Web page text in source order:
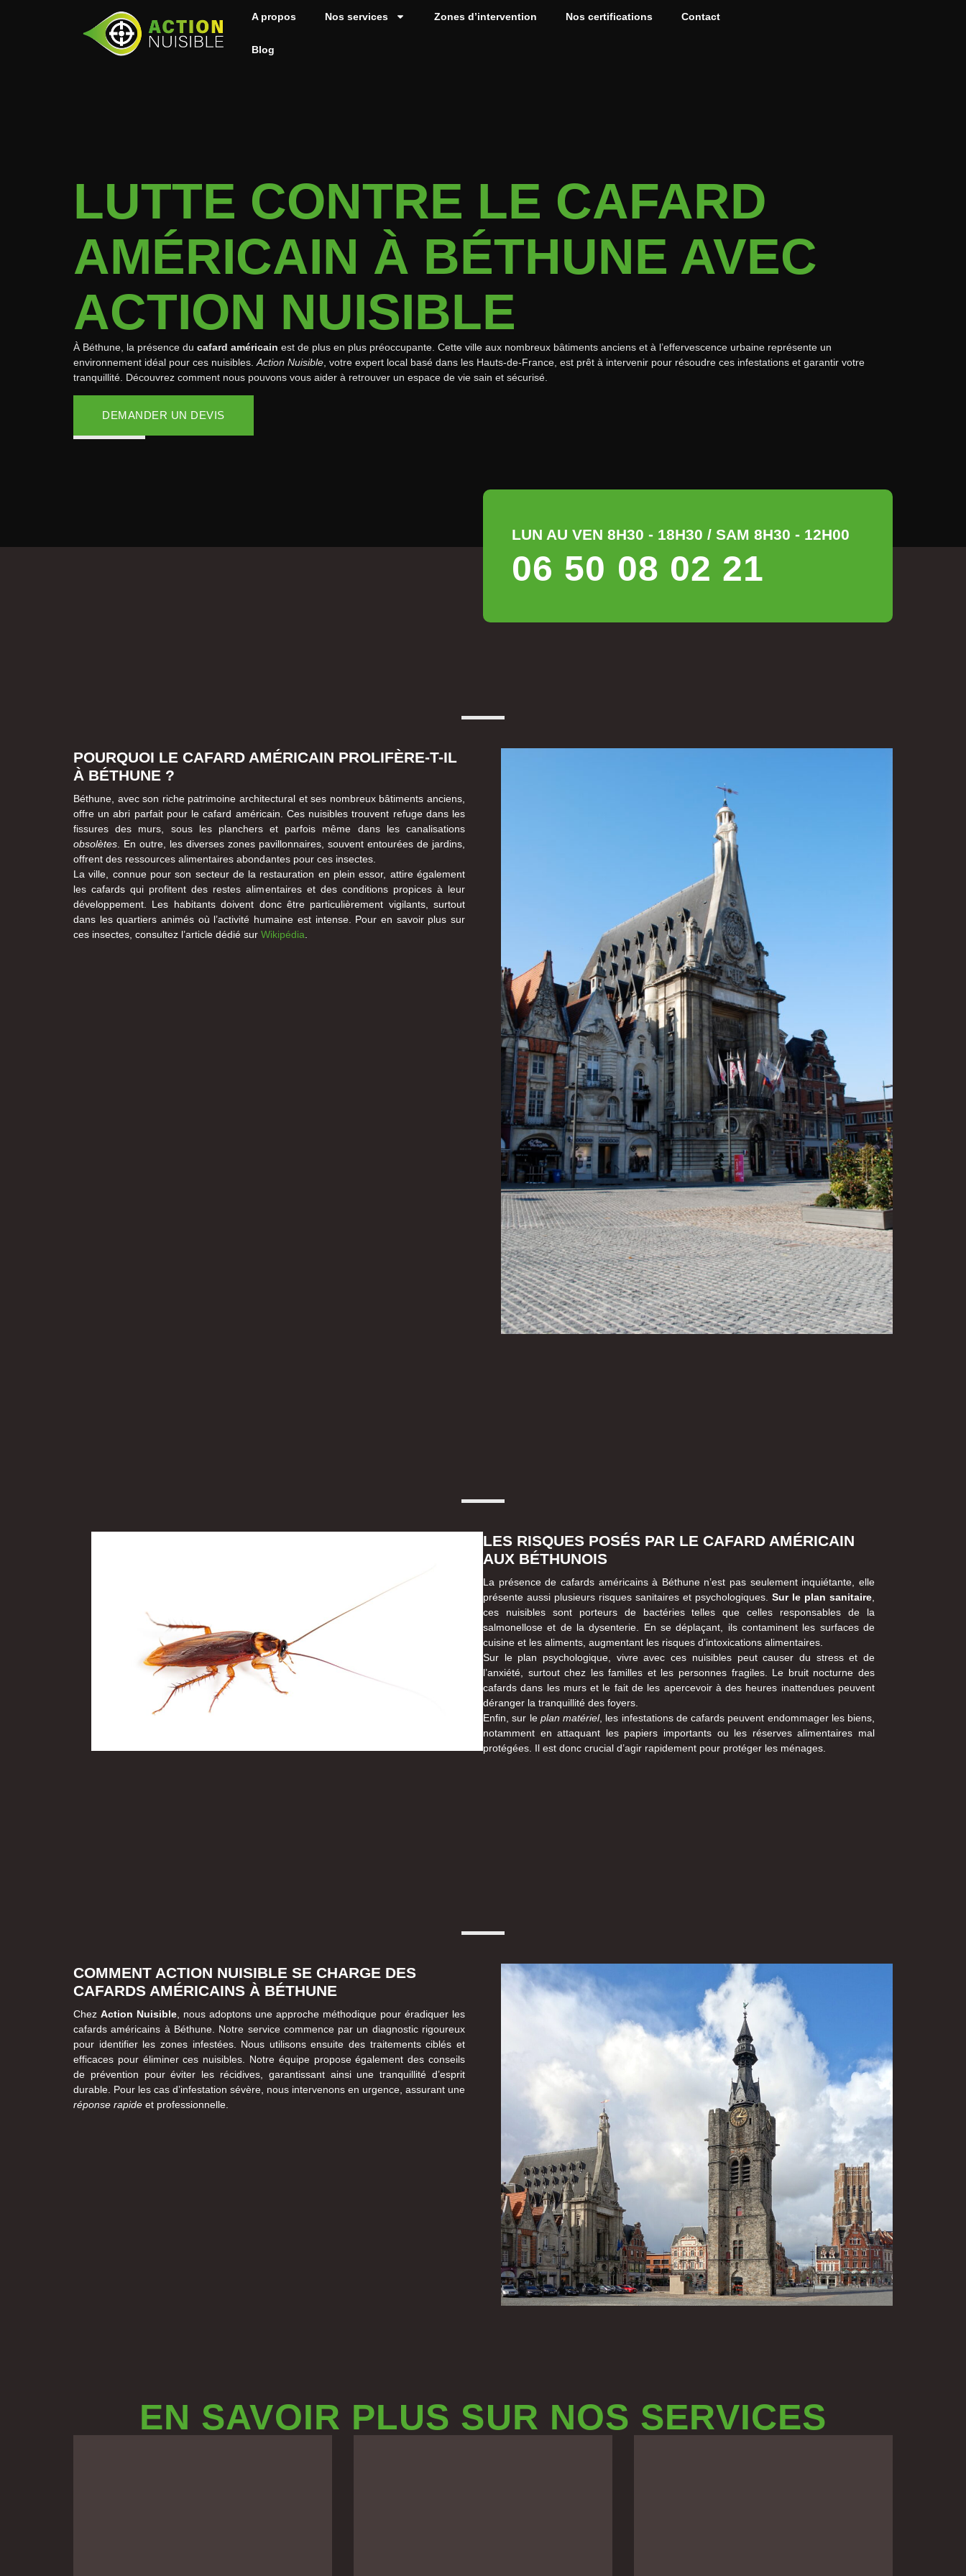
A propos Nos services Zones d’intervention Nos certifications Contact
Blog
LUTTE CONTRE LE CAFARD
AMÉRICAIN À BÉTHUNE AVEC
ACTION NUISIBLE
À Béthune, la présence du cafard américain est de plus en plus préoccupante. Cette ville aux nombreux bâtiments anciens et à l’effervescence urbaine représente un
environnement idéal pour ces nuisibles. Action Nuisible , votre expert local basé dans les Hauts-de-France, est prêt à intervenir pour résoudre ces infestations et garantir votre
tranquillité. Découvrez comment nous pouvons vous aider à retrouver un espace de vie sain et sécurisé.
DEMANDER UN DEVIS
LUN AU VEN 8H30 - 18H30 / SAM 8H30 - 12H00
06 50 08 02 21
POURQUOI LE CAFARD AMÉRICAIN PROLIFÈRE-T-IL
À BÉTHUNE ?
Béthune, avec son riche patrimoine architectural et ses nombreux bâtiments anciens,
offre un abri parfait pour le cafard américain. Ces nuisibles trouvent refuge dans les
fissures des murs, sous les planchers et parfois même dans les canalisations
obsolètes. En outre, les diverses zones pavillonnaires, souvent entourées de jardins,
offrent des ressources alimentaires abondantes pour ces insectes.
La ville, connue pour son secteur de la restauration en plein essor, attire également
les cafards qui profitent des restes alimentaires et des conditions propices à leur
développement. Les habitants doivent donc être particulièrement vigilants, surtout
dans les quartiers animés où l’activité humaine est intense. Pour en savoir plus sur
ces insectes, consultez l’article dédié sur Wikipédia.
LES RISQUES POSÉS PAR LE CAFARD AMÉRICAIN
AUX BÉTHUNOIS
La présence de cafards américains à Béthune n’est pas seulement inquiétante, elle
présente aussi plusieurs risques sanitaires et psychologiques. Sur le plan sanitaire
ces nuisibles sont porteurs de bactéries telles que celles responsables de la
salmonellose et de la dysenterie. En se déplaçant, ils contaminent les surfaces de
cuisine et les aliments, augmentant les risques d’intoxications alimentaires.
Sur le plan psychologique, vivre avec ces nuisibles peut causer du stress et de
l’anxiété, surtout chez les familles et les personnes fragiles. Le bruit nocturne des
cafards dans les murs et le fait de les apercevoir à des heures inattendues peuvent
déranger la tranquillité des foyers.
Enfin, sur le plan matériel, les infestations de cafards peuvent endommager les biens,
notamment en attaquant les papiers importants ou les réserves alimentaires mal
protégées. Il est donc crucial d’agir rapidement pour protéger les ménages.
COMMENT ACTION NUISIBLE SE CHARGE DES
CAFARDS AMÉRICAINS À BÉTHUNE
Chez Action Nuisible, nous adoptons une approche méthodique pour éradiquer les
cafards américains à Béthune. Notre service commence par un diagnostic rigoureux
pour identifier les zones infestées. Nous utilisons ensuite des traitements ciblés et
efficaces pour éliminer ces nuisibles. Notre équipe propose également des conseils
de prévention pour éviter les récidives, garantissant ainsi une tranquillité d’esprit
durable. Pour les cas d’infestation sévère, nous intervenons en urgence, assurant une
réponse rapide et professionnelle.
EN SAVOIR PLUS SUR NOS SERVICES